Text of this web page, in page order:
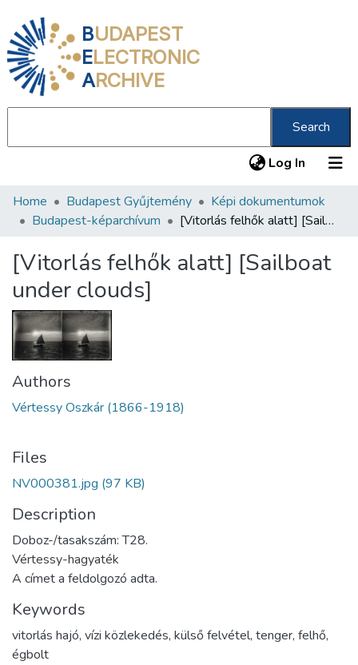
BUDAPEST
ELECTRONIC
ARCHIVE
Search
Log In (current)
Communities & Collections
Statistics
About us
Home Budapest Gyűjtemény
Képi dokumentumok
Budapest-képarchívum
[Vitorlás felhők alatt] [Sailboat under clouds]
[Vitorlás felhők alatt] [Sailboat
under clouds]
Authors
Vértessy Oszkár (1866-1918)
Files
NV000381.jpg (97 KB)
Description
Doboz-/tasakszám: T28.
Vértessy-hagyaték
A címet a feldolgozó adta.
Keywords
vitorlás hajó, vízi közlekedés, külső felvétel, tenger, felhő,
égbolt